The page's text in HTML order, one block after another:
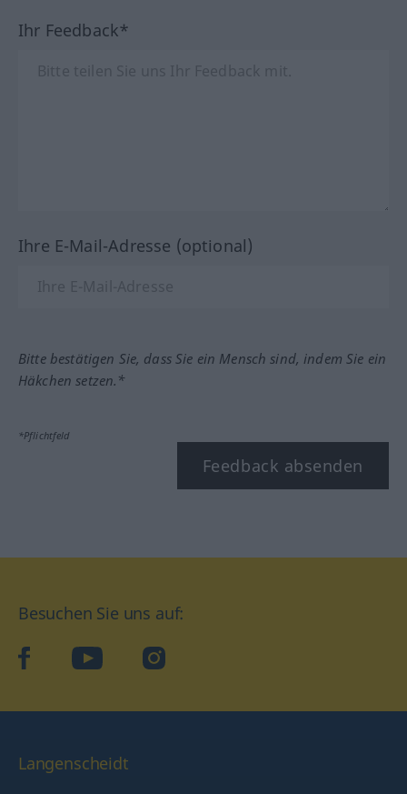
Ihr Feedback*
Ihre E-Mail-Adresse (optional)
Bitte bestätigen Sie, dass Sie ein Mensch sind, indem Sie ein
Häkchen setzen.*
*Pflichtfeld
Feedback absenden
Besuchen Sie uns auf:
facebookYouTube Instagram
Langenscheidt